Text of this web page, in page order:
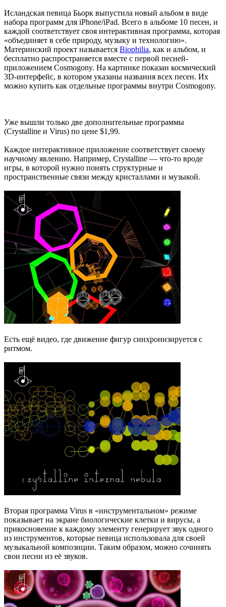
Исландская певица Бьорк выпустила новый альбом в виде
набора программ для iPhone/iPad. Всего в альбоме 10 песен, и
каждой соответствует своя интерактивная программа, которая
«объединяет в себе природу, музыку и технологию».
Материнский проект называется Biophilia, как и альбом, и
бесплатно распространяется вместе с первой песней-
приложением Cosmogony. На картинке показан космический
3D-интерфейс, в котором указаны названия всех песен. Их
можно купить как отдельные программы внутри Cosmogony.
Уже вышли только две дополнительные программы
(Crystalline и Virus) по цене $1,99.
Каждое интерактивное приложение соответствует своему
научному явлению. Например, Crystalline — что-то вроде
игры, в которой нужно понять структурные и
пространственные связи между кристаллами и музыкой.
Есть ещё видео, где движение фигур синхронизируется с
ритмом.
Вторая программа Virus в «инструментальном» режиме
показывает на экране биологические клетки и вирусы, а
прикосновение к каждому элементу генерирует звук одного
из инструментов, которые певица использовала для своей
музыкальной композиции. Таким образом, можно сочинять
свои песни из её звуков.